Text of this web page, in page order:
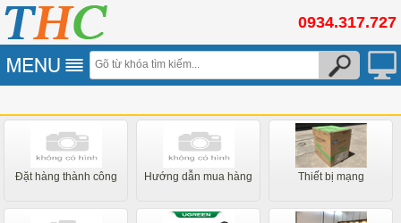
0934.317.727
Đặt hàng thành công Hướng dẫn mua hàng Thiết bị mạng